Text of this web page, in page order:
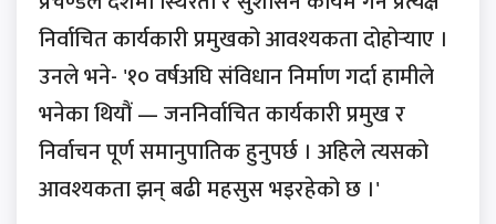
निर्वाचित कार्यकारी प्रमुखको आवश्यकता दोहोर्‍याए ।
उनले भने- '१० वर्षअघि संविधान निर्माण गर्दा हामीले
भनेका थियौं — जननिर्वाचित कार्यकारी प्रमुख र
निर्वाचन पूर्ण समानुपातिक हुनुपर्छ । अहिले त्यसको
आवश्यकता झन् बढी महसुस भइरहेको छ ।'